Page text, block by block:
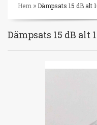
Hem »Dämpsats 15 dB alt
Dämpsats 15 dB alt